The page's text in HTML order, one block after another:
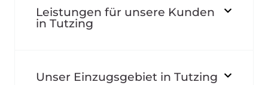
Leistungen für unsere Kunden
in Tutzing
Unser Einzugsgebiet in Tutzing